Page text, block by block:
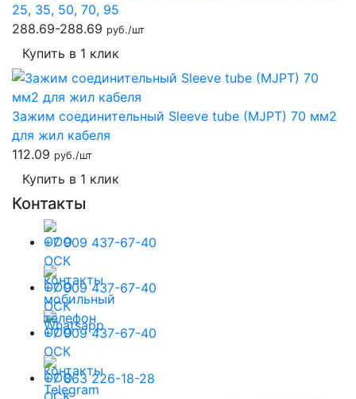
25, 35, 50, 70, 95
288.69-288.69 руб./шт
Купить в 1 клик
Зажим соединительный Sleeve tube (MJPT) 70 мм2
для жил кабеля
112.09 руб./шт
Купить в 1 клик
Контакты
+7 909 437-67-40
+7 909 437-67-40
+7 909 437-67-40
+7 863 226-18-28